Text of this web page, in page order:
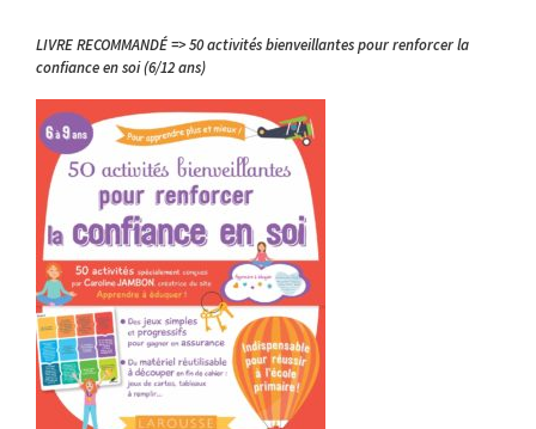
LIVRE RECOMMANDÉ => 50 activités bienveillantes pour renforcer la
confiance en soi (6/12 ans)